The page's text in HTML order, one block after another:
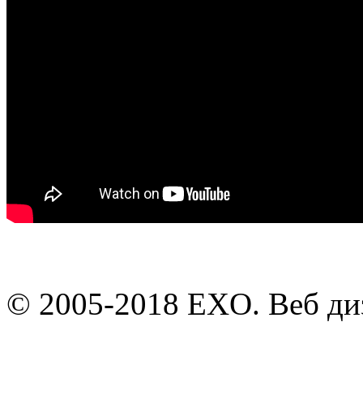
© 2005-2018 EXO. Веб